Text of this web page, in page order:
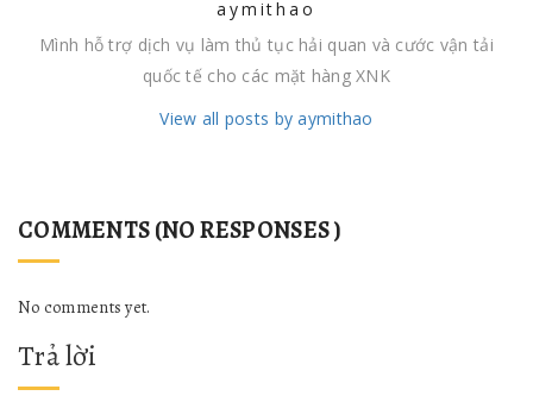
aymithao
Mình hỗ trợ dịch vụ làm thủ tục hải quan và cước vận tải
quốc tế cho các mặt hàng XNK
View all posts by aymithao
COMMENTS (NO RESPONSES )
No comments yet.
Trả lời